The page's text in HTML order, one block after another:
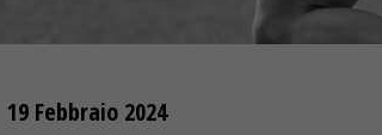
19 Febbraio 2024